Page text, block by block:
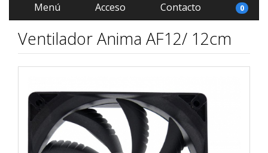
Menú Acceso Contacto 0
Ventilador Anima AF12/ 12cm